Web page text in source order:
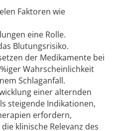
Faktoren wie
eine Rolle.
Blutungsrisiko.
der Medikamente bei
Wahrscheinlichkeit
Schlaganfall.
einer alternden
steigende Indikationen,
erfordern,
klinische Relevanz des